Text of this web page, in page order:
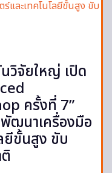
วิจัยใหญ่ เปิด
ครั้งที่ 7”
ฒนาเครื่องมือ
ยีขั้นสูง ขับ